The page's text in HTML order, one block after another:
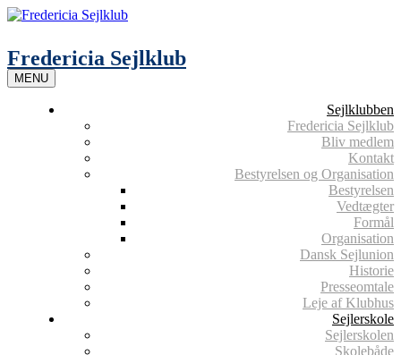
Skip
Fredericia Sejlklub
MENU
Sejlklubben
Fredericia Sejlklub
Bliv medlem
Kontakt
Bestyrelsen og Organisation
Bestyrelsen
Vedtægter
Formål
Organisation
Dansk Sejlunion
Historie
Presseomtale
Leje af Klubhus
Sejlerskole
Sejlerskolen
Skolebåde